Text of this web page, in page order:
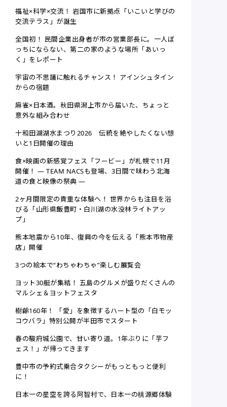
福祉×科学×交流！ 岩国市に新拠点「いこいと学びの
交流テラス」が誕生
全国初！ 民間企業出身者が市の営業部長に。一人ぼ
っちにならない、第二の家のような場所「あいっ
く」をレポート
宇宙の不思議に触れるチャンス！ アインシュタイン
からの宿題
麻雀×日本酒。秋田県潟上市から届いた、ちょっと
意外な組み合わせ
十和田湖湖水まつり2026 伝統を絶やしたくない想
いと1日開催の理由
食×映画の新感覚フェス「フービー」が札幌で11月
開催！ ― TEAM NACSも登場、3日間で味わう北海
道の食と映像の祭典 ―
2ヶ月間限定の貴重な体験へ！ 世界からも注目を浴
びる「山形県飯豊町・白川湖の水没林ライトアッ
プ」
熊本地震から10年、復興の今を伝える「熊本市物産
店」開催
3つの絵本で“わちゃわちゃ”楽しむ展覧会
ヨット30艇が集結！ 五島のグルメが盛りだくさんの
マルシェ＆ヨットフェスタ
樹齢160年！ 「愛」を象徴するハート型の「白モッ
コウバラ」特別公開が半田市でスタート
春の駿府城公園で、甘い寄り道。1年ぶりに「芋フ
ェス！」が帰ってきます
豊中市の予約式乗合タクシーがもっともっと便利
に！
日本一の星空を誇る阿智村で、日本一の桃源郷体験